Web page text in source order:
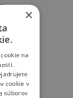
×
na
cookie v
súborov